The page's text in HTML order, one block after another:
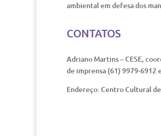
ambiental em defesa dos
CONTATOS
Adriano Martins – CESE,
de imprensa (61) 9979-6912
Endereço: Centro Cultural